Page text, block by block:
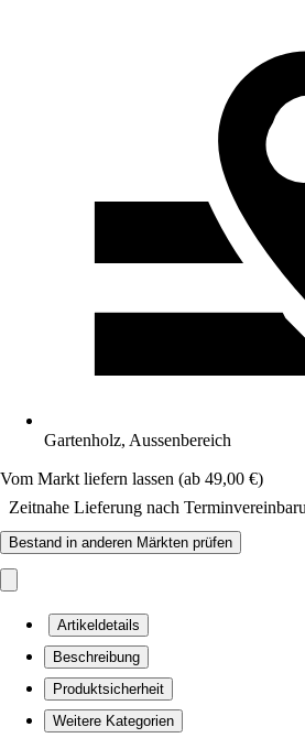
Gartenholz, Aussenbereich
Vom Markt liefern lassen (ab 49,00 €)
Zeitnahe Lieferung nach
Bestand in anderen Märkten prüfen
Artikeldetails
Beschreibung
Produktsicherheit
Weitere Kategorien